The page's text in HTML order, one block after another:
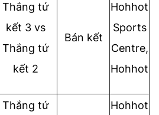
Thắng tứ
kết 3 vs
Thắng tứ
kết 2
Bán kết
Hohhot
Sports
Centre,
Hohhot
Thắng tứ
Hohhot